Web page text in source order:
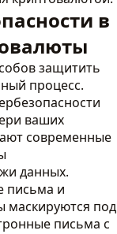
в
защитить
процесс.
ваших
современные
данных.
письма и
маскируются под
письма с